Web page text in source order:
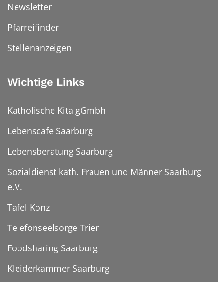
Newsletter
Pfarreifinder
Stellenanzeigen
Wichtige Links
Katholische Kita gGmbh
Lebenscafe Saarburg
Lebensberatung Saarburg
Sozialdienst kath. Frauen und Männer Saarburg
e.V.
Tafel Konz
Telefonseelsorge Trier
Foodsharing Saarburg
Kleiderkammer Saarburg